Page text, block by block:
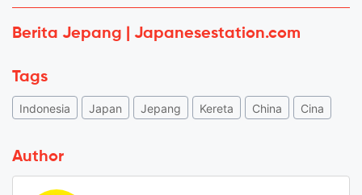
Berita Jepang | Japanesestation.com
Tags
Indonesia Japan Jepang Kereta China Cina
Author